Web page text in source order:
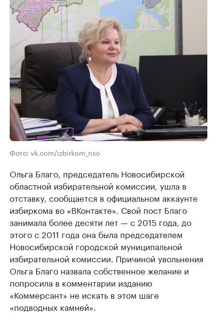
Фото: vk.com/izbirkom_nso
Ольга Благо, председатель Новосибирской
областной избирательной комиссии, ушла в
отставку, сообщается в официальном аккаунте
избиркома во «ВКонтакте». Свой пост Благо
занимала более десяти лет — с 2015 года, до
этого с 2011 года она была председателем
Новосибирской городской муниципальной
избирательной комиссии. Причиной увольнения
Ольга Благо назвала собственное желание и
попросила в комментарии изданию
«Коммерсант» не искать в этом шаге
«подводных камней».